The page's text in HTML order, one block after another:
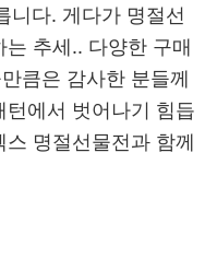
니다. 게다가 명절선
추세.. 다양한 구매
큼은 감사한 분들께
에서 벗어나기 힘듭
명절선물전과 함께